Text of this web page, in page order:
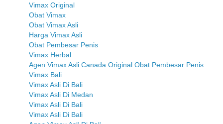
Vimax Original
Obat Vimax
Obat Vimax Asli
Harga Vimax Asli
Obat Pembesar Penis
Vimax Herbal
Agen Vimax Asli Canada Original Obat Pembesar Penis
Vimax Bali
Vimax Asli Di Bali
Vimax Asli Di Medan
Vimax Asli Di Bali
Vimax Asli Di Bali